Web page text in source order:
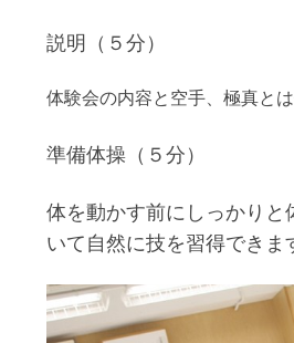
説明（５分）
体験会の内容と空手、極真と
準備体操（５分）
体を動かす前にしっかり
いて自然に技を習得できま